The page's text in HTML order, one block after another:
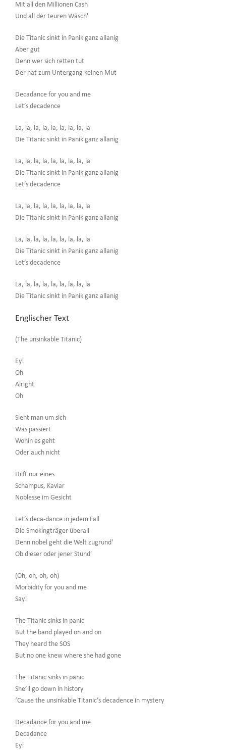
Mit all den Millionen Cash
Und all der teuren Wäsch'
Die Titanic sinkt in Panik ganz allanig
Aber gut
Denn wer sich retten tut
Der hat zum Untergang keinen Mut
Decadance for you and me
Let’s decadence
La, la, la, la, la, la, la, la, la
Die Titanic sinkt in Panik ganz allanig
La, la, la, la, la, la, la, la, la
Die Titanic sinkt in Panik ganz allanig
Let’s decadence
La, la, la, la, la, la, la, la, la
Die Titanic sinkt in Panik ganz allanig
La, la, la, la, la, la, la, la, la
Die Titanic sinkt in Panik ganz allanig
Let’s decadence
La, la, la, la, la, la, la, la, la
Die Titanic sinkt in Panik ganz allanig
Englischer Text
(The unsinkable Titanic)
Ey!
Oh
Alright
Oh
Sieht man um sich
Was passiert
Wohin es geht
Oder auch nicht
Hilft nur eines
Schampus, Kaviar
Noblesse im Gesicht
Let’s deca-dance in jedem Fall
Die Smokingträger überall
Denn nobel geht die Welt zugrund'
Ob dieser oder jener Stund'
(Oh, oh, oh, oh)
Morbidity for you and me
Say!
The Titanic sinks in panic
But the band played on and on
They heard the SOS
But no one knew where she had gone
The Titanic sinks in panic
She’ll go down in history
‘Cause the unsinkable Titanic’s decadence in mystery
Decadance for you and me
Decadance
Ey!